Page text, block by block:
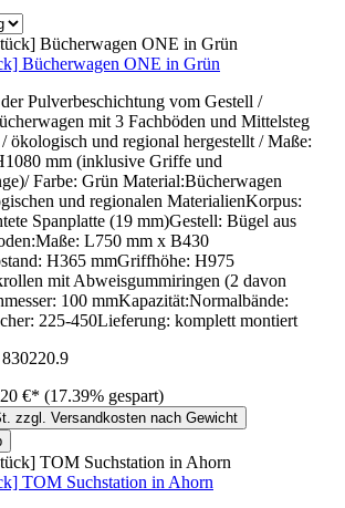
Bücherwagen ONE in Grün
Pulverbeschichtung vom Gestell /
mit 3 Fachböden und Mittelsteg
ökologisch und regional hergestellt / Maße:
mm (inklusive Griffe und
Farbe: Grün Material:Bücherwagen
und regionalen MaterialienKorpus:
Spanplatte (19 mm)Gestell: Bügel aus
L750 mm x B430
H365 mmGriffhöhe: H975
mit Abweisgummiringen (2 davon
100 mmKapazität:Normalbände:
225-450Lieferung: komplett montiert
830220.9
€* (17.39% gespart)
zzgl. Versandkosten nach Gewicht
TOM Suchstation in Ahorn